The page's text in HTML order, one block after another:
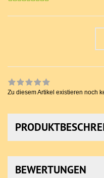
Zu diesem Artikel existieren noch
BEWERTUNGEN